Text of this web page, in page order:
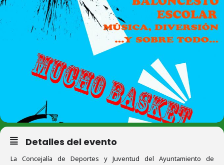
Detalles del evento
La Concejalía de Deportes y Juventud del Ayuntamiento de